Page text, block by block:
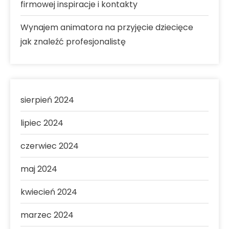
firmowej inspiracje i kontakty
Wynajem animatora na przyjęcie dziecięce
jak znaleźć profesjonalistę
sierpień 2024
lipiec 2024
czerwiec 2024
maj 2024
kwiecień 2024
marzec 2024